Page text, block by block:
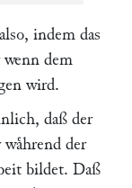
indem das
dem
wird.
daß der
der
bildet. Daß